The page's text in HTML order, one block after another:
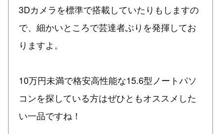
3Dカメラを標準で搭載していたりもしますの
で、細かいところで芸達者ぶりを発揮してお
りますよ。
10万円未満で格安高性能な15.6型ノートパソ
コンを探している方はぜひともオススメした
い一品ですね！